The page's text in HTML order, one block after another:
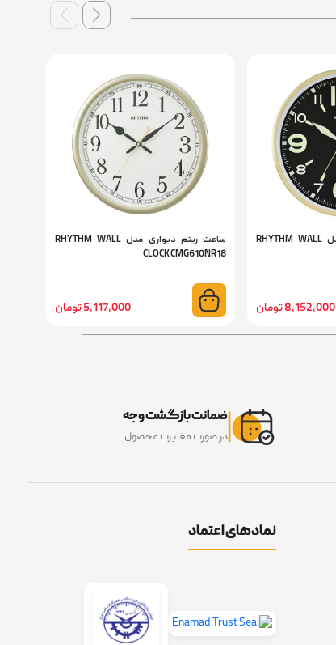
ساعت ریتم دیواری مدل RHYTHM WALL
8,152,000 تومان
ساعت ریتم دیواری مدل RHYTHM WALL
CLOCK CMG610NR18
5,117,000 تومان
ضمانت بازگشت وجه
در صورت مغایرت محصول
نمادهای اعتماد